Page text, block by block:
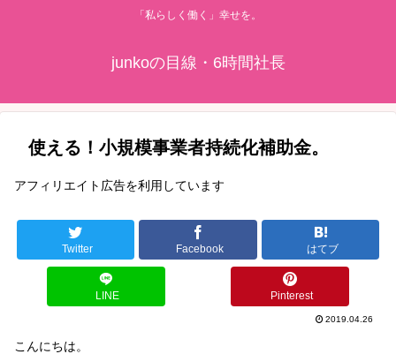
「私らしく働く」幸せを。
junkoの目線・6時間社長
使える！小規模事業者持続化補助金。
アフィリエイト広告を利用しています
Twitter Facebook はてブ
LINE Pinterest
2019.04.26
こんにちは。